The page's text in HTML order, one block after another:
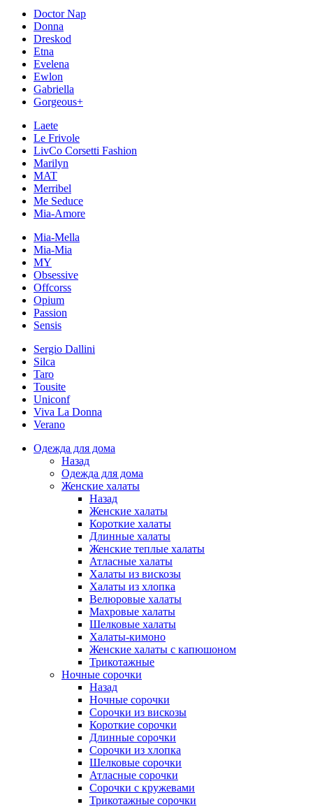
Doctor Nap
Donna
Dreskod
Etna
Evelena
Ewlon
Gabriella
Gorgeous+
Laete
Le Frivole
LivCo Corsetti Fashion
Marilyn
MAT
Merribel
Me Seduce
Mia-Amore
Mia-Mella
Mia-Mia
MY
Obsessive
Offcorss
Opium
Passion
Sensis
Sergio Dallini
Silca
Taro
Tousite
Uniconf
Viva La Donna
Verano
Одежда для дома
Назад
Одежда для дома
Женские халаты
Назад
Женские халаты
Короткие халаты
Длинные халаты
Женские теплые халаты
Атласные халаты
Халаты из вискозы
Халаты из хлопка
Велюровые халаты
Махровые халаты
Шелковые халаты
Халаты-кимоно
Женские халаты с капюшоном
Трикотажные
Ночные сорочки
Назад
Ночные сорочки
Сорочки из вискозы
Короткие сорочки
Длинные сорочки
Сорочки из хлопка
Шелковые сорочки
Атласные сорочки
Сорочки с кружевами
Трикотажные сорочки